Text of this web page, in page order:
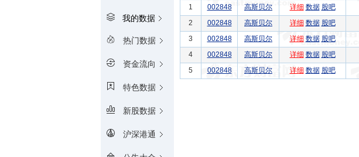
我的数据
热门数据
资金流向
特色数据
新股数据
沪深港通
1 002848 高斯贝尔 详细 数据 股吧
2
002848 高斯贝尔 详细 数据 股吧
3
002848 高斯贝尔 详细 数据 股吧
4
002848 高斯贝尔 详细 数据 股吧
5
002848 高斯贝尔 详细 数据 股吧